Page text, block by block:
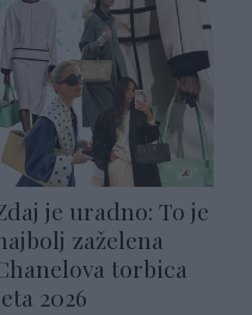
je uradno: To je
zaželena
torbica
2026